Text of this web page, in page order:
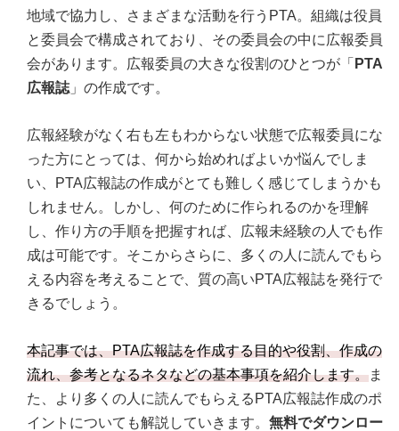
地域で協力し、さまざまな活動を行うPTA。組織は役員
と委員会で構成されており、その委員会の中に広報委員
会があります。広報委員の大きな役割のひとつが「 PTA
広報誌 」の作成です。
広報経験がなく右も左もわからない状態で広報委員にな
った方にとっては、何から始めればよいか悩んでしま
い、PTA広報誌の作成がとても難しく感じてしまうかも
しれません。しかし、何のために作られるのかを理解
し、作り方の手順を把握すれば、広報未経験の人でも作
成は可能です。そこからさらに、多くの人に読んでもら
える内容を考えることで、質の高いPTA広報誌を発行で
きるでしょう。
本記事では、PTA広報誌を作成する目的や役割、作成の
流れ、参考となるネタなどの基本事項を紹介します。ま
た、より多くの人に読んでもらえるPTA広報誌作成のポ
イントについても解説していきます。 無料でダウンロー